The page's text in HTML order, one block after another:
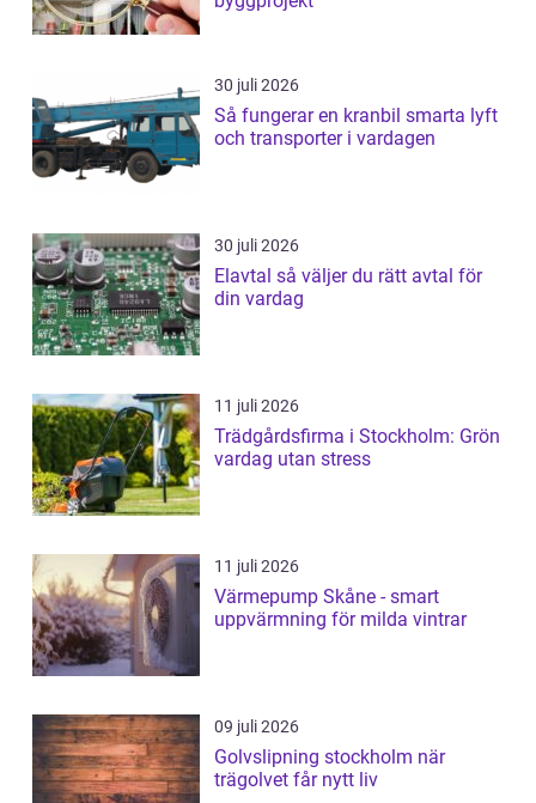
30 juli 2026
Så fungerar en kranbil smarta lyft
och transporter i vardagen
30 juli 2026
Elavtal så väljer du rätt avtal för
din vardag
11 juli 2026
Trädgårdsfirma i Stockholm: Grön
vardag utan stress
11 juli 2026
Värmepump Skåne - smart
uppvärmning för milda vintrar
09 juli 2026
Golvslipning stockholm när
trägolvet får nytt liv